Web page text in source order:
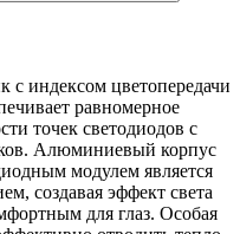
с индексом цветопередачи
равномерное
точек светодиодов с
Алюминиевый корпус
модулем является
создавая эффект света
для глаз. Особая